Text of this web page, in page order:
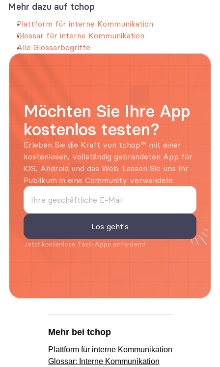
Mehr dazu auf tchop
Plattform für interne Kommunikation
Glossar für interne Kommunikation
Alle Glossarbegriffe
Möchten Sie Ihre App
kostenlos testen?
Erleben Sie die Kraft von tchop™ mit einer
kostenlosen, vollständig gebrandeten App für
iOS, Android und das Web. Lassen Sie uns Ihr
Publikum in eine Community verwandeln.
Jetzt kostenlose Test-Apps anfordern!
Mehr bei tchop
Plattform für interne Kommunikation
Glossar: Interne Kommunikation